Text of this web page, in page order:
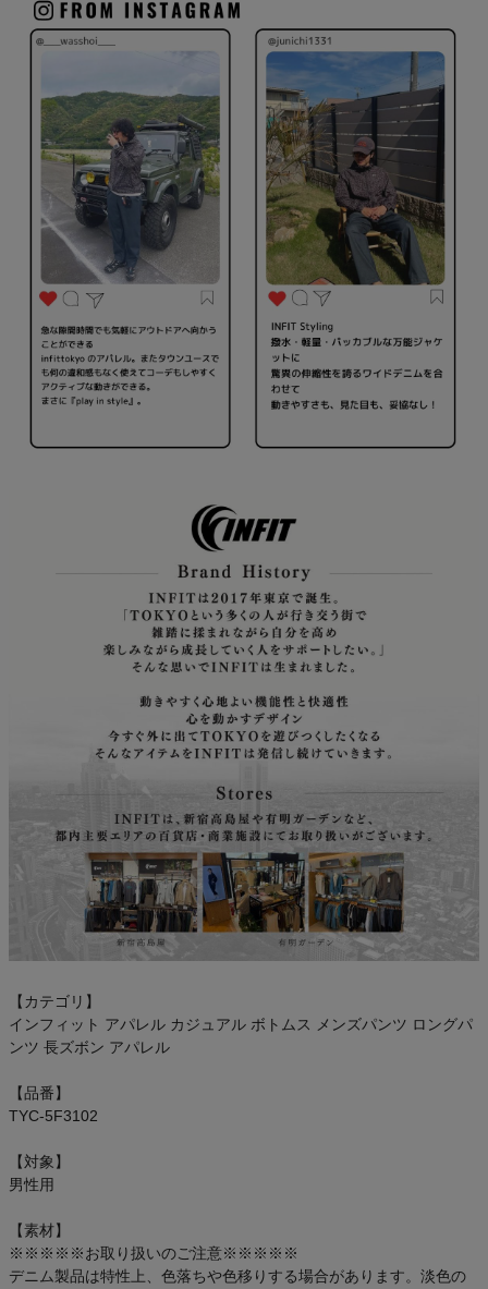
【カテゴリ】
インフィット アパレル カジュアル ボトムス メンズパンツ ロングパ
ンツ 長ズボン アパレル
【品番】
TYC-5F3102
【対象】
男性用
【素材】
※※※※※お取り扱いのご注意※※※※※
デニム製品は特性上、色落ちや色移りする場合があります。淡色の